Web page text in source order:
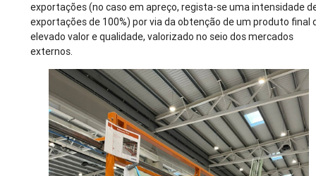
exportações (no caso em apreço, regista-se uma intensidade
exportações de 100%) por via da obtenção de um produto final
elevado valor e qualidade, valorizado no seio dos mercados
externos.